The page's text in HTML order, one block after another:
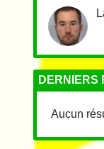
DERNIERS
Aucun